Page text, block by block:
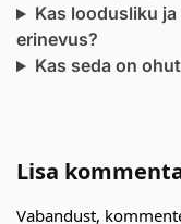
Kas loodusliku
erinevus?
Kas seda on
Lisa
Vabandust,